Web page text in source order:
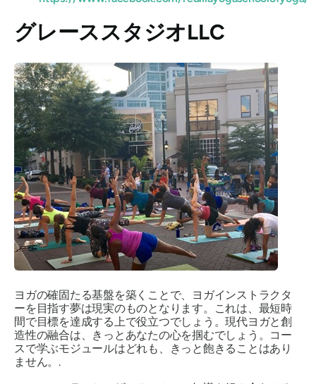
グレーススタジオLLC
ヨガの確固たる基盤を築くことで、ヨガインストラクタ
ーを目指す夢は現実のものとなります。これは、最短時
間で目標を達成する上で役立つでしょう。現代ヨガと創
造性の融合は、きっとあなたの心を掴むでしょう。コー
スで学ぶモジュールはどれも、きっと飽きることはあり
ません。.